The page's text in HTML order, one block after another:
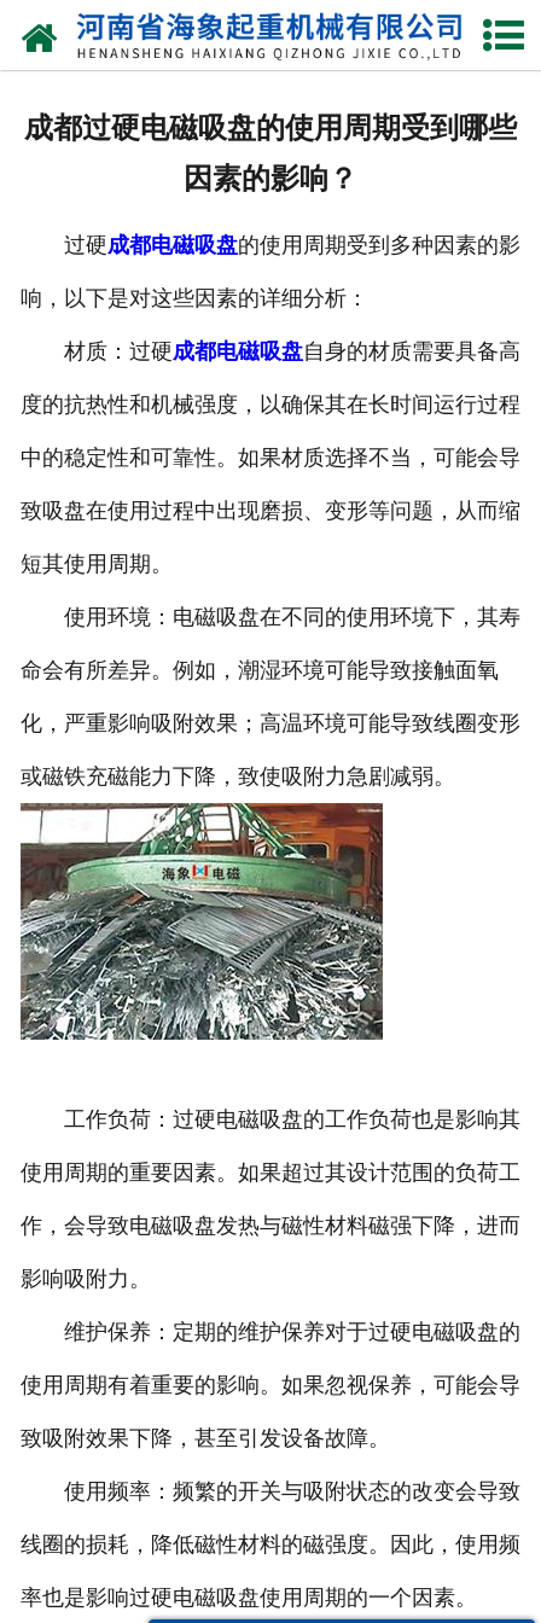
网站首页
厂区一角
案例展示
联系我们
成都过硬电磁吸盘的使用周期受到哪些
因素的影响？
过硬成都电磁吸盘的使用周期受到多种因素的影
响，以下是对这些因素的详细分析：
材质：过硬成都电磁吸盘自身的材质需要具备高
度的抗热性和机械强度，以确保其在长时间运行过程
中的稳定性和可靠性。如果材质选择不当，可能会导
致吸盘在使用过程中出现磨损、变形等问题，从而缩
短其使用周期。
使用环境：电磁吸盘在不同的使用环境下，其寿
命会有所差异。例如，潮湿环境可能导致接触面氧
化，严重影响吸附效果；高温环境可能导致线圈变形
或磁铁充磁能力下降，致使吸附力急剧减弱。
工作负荷：过硬电磁吸盘的工作负荷也是影响其
使用周期的重要因素。如果超过其设计范围的负荷工
作，会导致电磁吸盘发热与磁性材料磁强下降，进而
影响吸附力。
维护保养：定期的维护保养对于过硬电磁吸盘的
使用周期有着重要的影响。如果忽视保养，可能会导
致吸附效果下降，甚至引发设备故障。
使用频率：频繁的开关与吸附状态的改变会导致
线圈的损耗，降低磁性材料的磁强度。因此，使用频
率也是影响过硬电磁吸盘使用周期的一个因素。